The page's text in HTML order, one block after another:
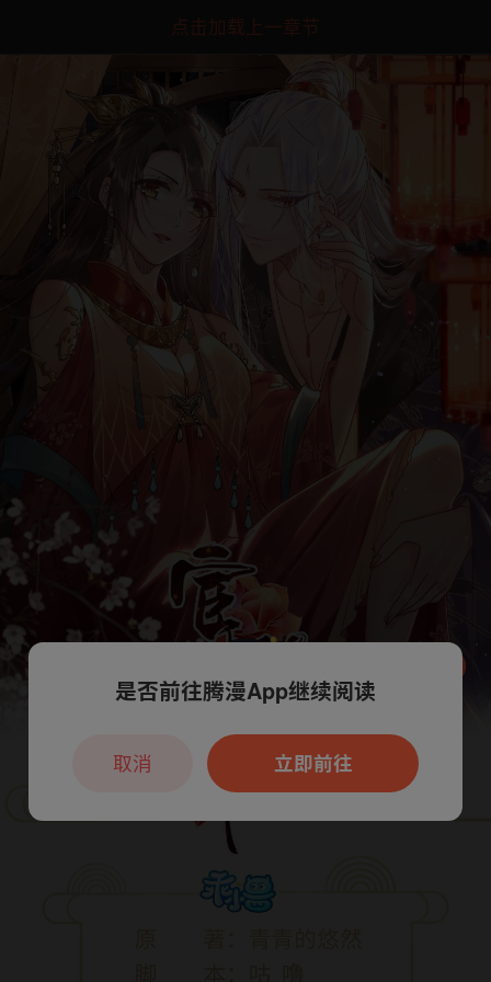
点击加载上一章节
本章节仅支持App阅读，可打开App新用
户7天免费看
是否前往腾漫App继续阅读
立即前往
取消